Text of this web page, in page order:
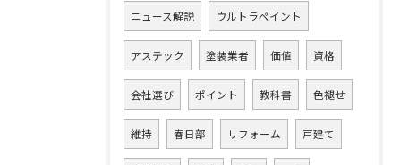
ニュース解説 ウルトラペイント
アステック 塗装業者 価値 資格
会社選び ポイント 教科書 色褪せ
維持 春日部 リフォーム 戸建て